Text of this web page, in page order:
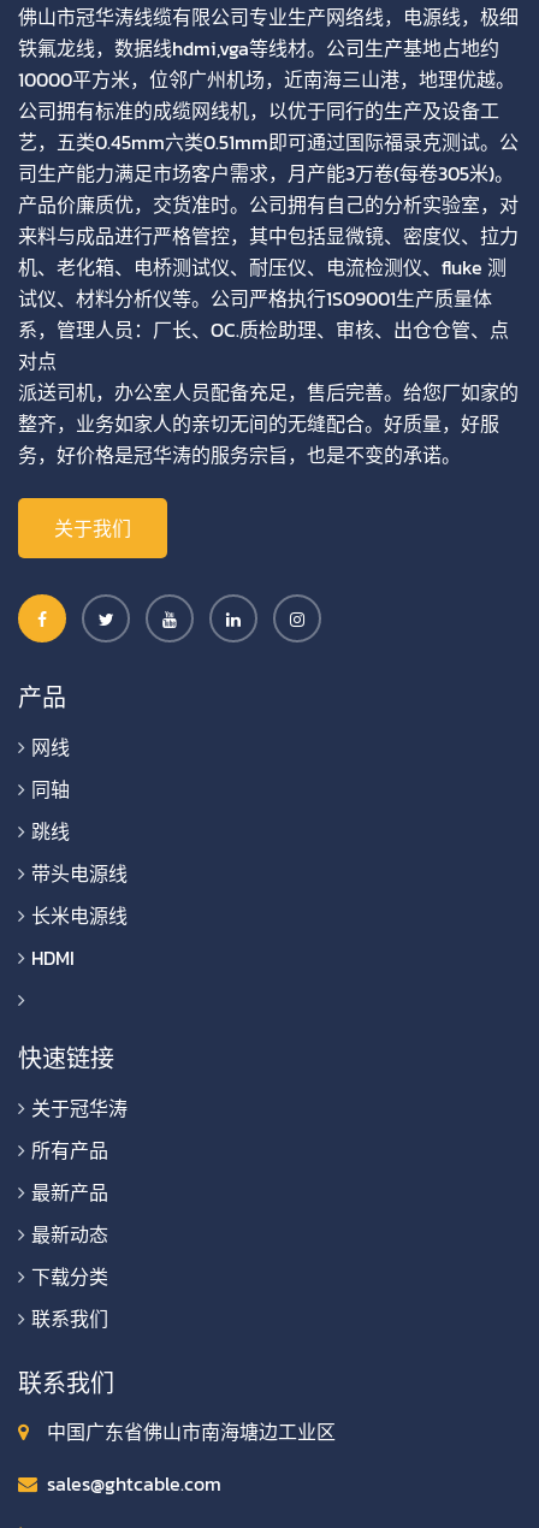
佛山市冠华涛线缆有限公司专业生产网络线，电源线，极细
铁氟龙线，数据线hdmi,vga等线材。公司生产基地占地约
10000平方米，位邻广州机场，近南海三山港，地理优越。
公司拥有标准的成缆网线机，以优于同行的生产及设备工
艺，五类0.45mm六类0.51mm即可通过国际福录克测试。公
司生产能力满足市场客户需求，月产能3万卷(每卷305米)。
产品价廉质优，交货准时。公司拥有自己的分析实验室，对
来料与成品进行严格管控，其中包括显微镜、密度仪、拉力
机、老化箱、电桥测试仪、耐压仪、电流检测仪、fluke 测
试仪、材料分析仪等。公司严格执行1S09001生产质量体
系，管理人员：厂长、OC.质检助理、审核、出仓仓管、点
对点
派送司机，办公室人员配备充足，售后完善。给您厂如家的
整齐，业务如家人的亲切无间的无缝配合。好质量，好服
务，好价格是冠华涛的服务宗旨，也是不变的承诺。
关于我们
产品
网线
同轴
跳线
带头电源线
长米电源线
HDMI
快速链接
关于冠华涛
所有产品
最新产品
最新动态
下载分类
联系我们
联系我们
中国广东省佛山市南海塘边工业区
sales@ghtcable.com